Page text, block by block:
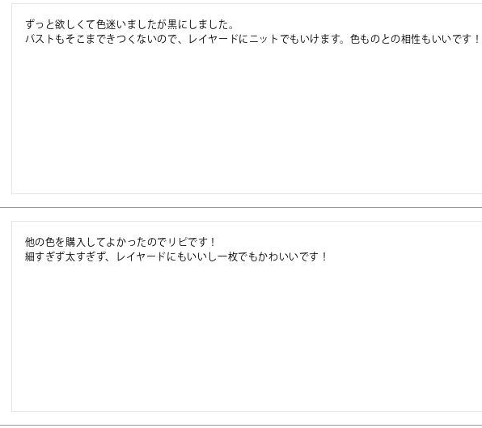
ずっと欲しくて色迷いましたが黒にしました。
バストもそこまできつくないので、レイヤードにニットでもいけます。色ものとの相性もいいです！
他の色を購入してよかったのでリピです！
細すぎず太すぎず、レイヤードにもいいし一枚でもかわいいです！